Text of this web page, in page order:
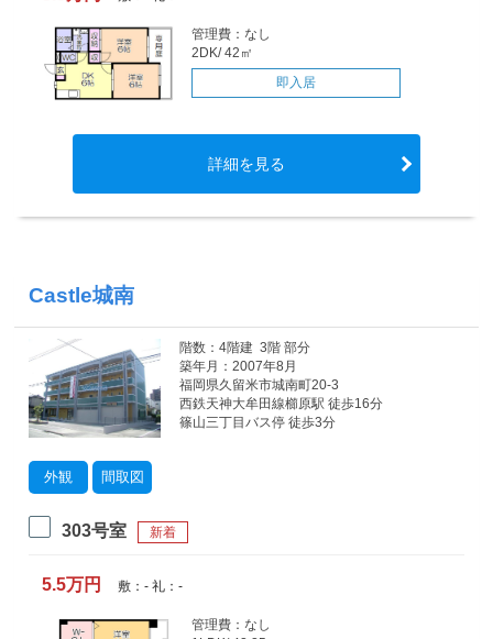
管理費：なし
2DK/ 42㎡
即入居
詳細を見る
Castle城南
外観 間取図
階数：4階建 3階 部分
築年月：2007年8月
福岡県久留米市城南町20-3
西鉄天神大牟田線櫛原駅 徒歩16分
篠山三丁目バス停 徒歩3分
303号室 新着
5.5万円 敷：- 礼：-
管理費：なし